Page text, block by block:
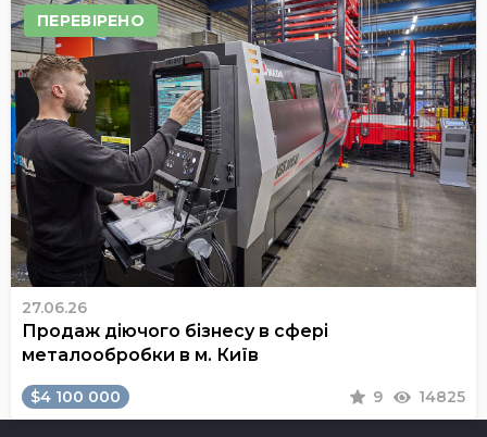
ПЕРЕВІРЕНО
27.06.26
Продаж діючого бізнесу в сфері
металообробки в м. Київ
$4 100 000 9 14825